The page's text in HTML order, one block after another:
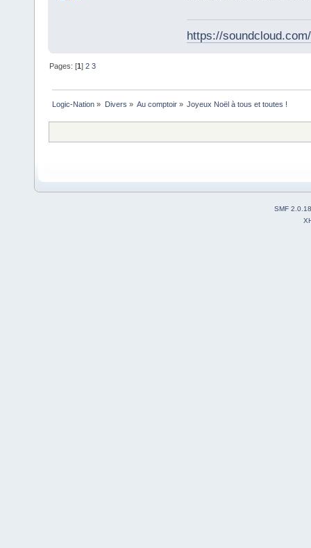
https://
Pages: [1]2 3
Logic-Nation » Divers » Au comptoir» Joyeux Noël à tous et toutes !
SMF 2.0.18